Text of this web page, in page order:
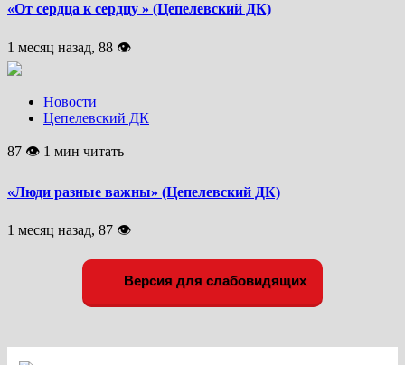
«От сердца к сердцу » (Цепелевский ДК)
1 месяц назад, 88 👁
Новости
Цепелевский ДК
87 👁 1 мин читать
«Люди разные важны» (Цепелевский ДК)
1 месяц назад, 87 👁
Версия для слабовидящих